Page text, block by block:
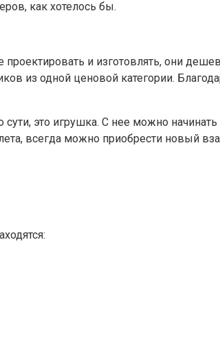
как хотелось бы.
и изготовлять, они
из одной ценовой категории.
это игрушка. С нее можно
всегда можно приобрести новый